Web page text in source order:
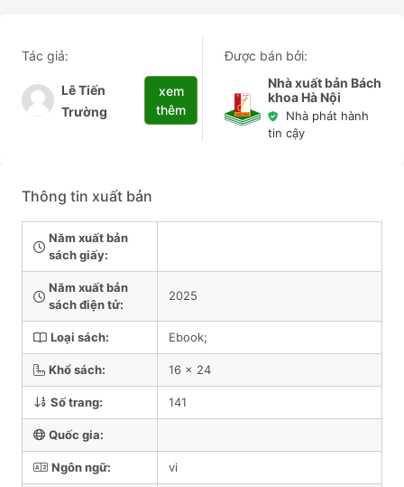
Tác giả:
Lê Tiến
Trường
xem
thêm
Được bán bởi:
Nhà xuất bản Bách
khoa Hà Nội
Nhà phát hành
tin cậy
Thông tin xuất bản
Năm xuất bản
sách giấy:
Năm xuất bản
sách điện tử:
2025
Loại sách: Ebook;
Khổ sách: 16 x 24
Số trang: 141
Quốc gia:
Ngôn ngữ: vi